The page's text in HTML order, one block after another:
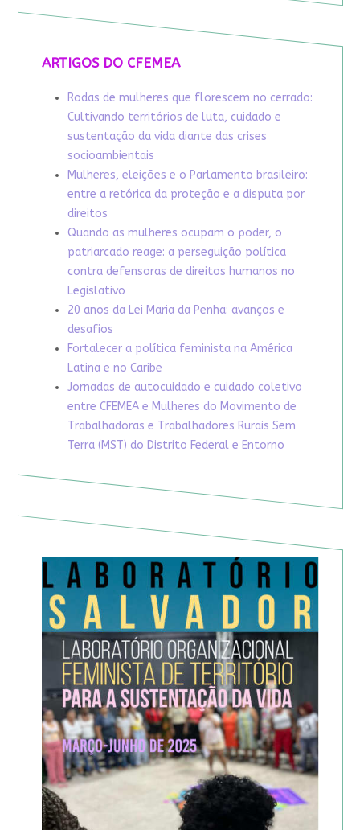
ARTIGOS DO CFEMEA
Rodas de mulheres que florescem no cerrado:
Cultivando territórios de luta, cuidado e
sustentação da vida diante das crises
socioambientais
Mulheres, eleições e o Parlamento brasileiro:
entre a retórica da proteção e a disputa por
direitos
Quando as mulheres ocupam o poder, o
patriarcado reage: a perseguição política
contra defensoras de direitos humanos no
Legislativo
20 anos da Lei Maria da Penha: avanços e
desafios
Fortalecer a política feminista na América
Latina e no Caribe
Jornadas de autocuidado e cuidado coletivo
entre CFEMEA e Mulheres do Movimento de
Trabalhadoras e Trabalhadores Rurais Sem
Terra (MST) do Distrito Federal e Entorno